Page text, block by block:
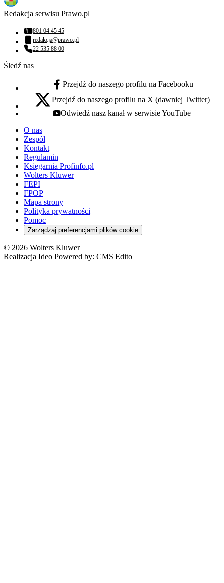
Redakcja serwisu Prawo.pl
Numer telefonu:
801 04 45 45
Adres email:
redakcja@prawo.pl
Numer telefonu:
22 535 88 00
Śledź nas
facebook - otwiera się w nowej karcie
Przejdź do naszego profilu na Facebooku
x - otwiera się w nowej karcie
Przejdź do naszego profilu na X (dawniej Twitter)
youtube - otwiera się w nowej karcie
Odwiedź nasz kanał w serwisie YouTube
O nas
Zespół
Kontakt
Regulamin
Księgarnia Profinfo.pl
Wolters Kluwer
FEPI
FPOP
Mapa strony
Polityka prywatności
Pomoc
Zarządzaj preferencjami plików cookie
© 2026 Wolters Kluwer
Realizacja Ideo Powered by: CMS Edito